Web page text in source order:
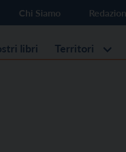
Chi Siamo
libri Territori